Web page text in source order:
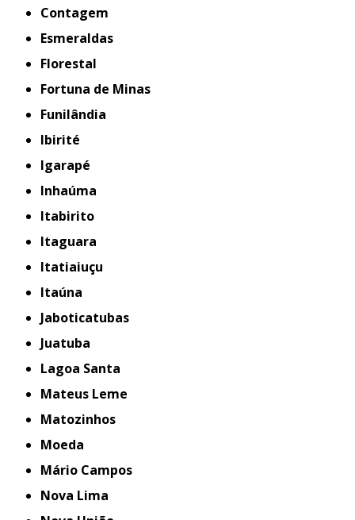
Contagem
Esmeraldas
Florestal
Fortuna de Minas
Funilândia
Ibirité
Igarapé
Inhaúma
Itabirito
Itaguara
Itatiaiuçu
Itaúna
Jaboticatubas
Juatuba
Lagoa Santa
Mateus Leme
Matozinhos
Moeda
Mário Campos
Nova Lima